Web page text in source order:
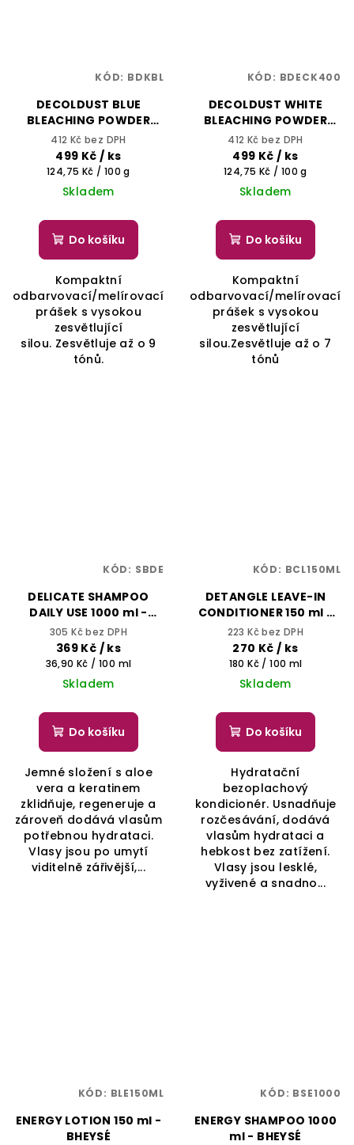
DECOLDUST BLUE
BLEACHING POWDER
400g - Kompaktní
odbarvovací/melírovací
prášek s vysokou
zesvětlující silou -
BHEYSÉ
412 Kč bez DPH
499 Kč/ ks
Měrná
cena:
124,75 Kč / 100 g
Skladem
Do košíku
Kompaktní
odbarvovací/melírovací
prášek s vysokou
zesvětlující
silou. Zesvětluje až o 9
tónů.
KÓD: BDKBL
DECOLDUST WHITE
BLEACHING POWDER
400g - Kompaktní
odbarvovací/melírovací
prášek s vysokou
zesvětlující silou -
BHEYSÉ
412 Kč bez DPH
499 Kč/ ks
Měrná
cena:
124,75 Kč / 100 g
Skladem
Do košíku
Kompaktní
odbarvovací/melírovací
prášek s vysokou
zesvětlující
silou.Zesvětluje až o 7
tónů
KÓD: BDECK400
DELICATE SHAMPOO
DAILY USE 1000 ml -
BHEYSÉ
305 Kč bez DPH
369 Kč / ks
Měrná
cena:
36,90 Kč / 100 ml
Skladem
Do košíku
Jemné složení s aloe
vera a keratinem
zklidňuje, regeneruje a
zároveň dodává vlasům
potřebnou hydrataci.
Vlasy jsou po umytí
viditelně zářivější,...
KÓD: SBDE
DETANGLE LEAVE-IN
CONDITIONER 150 ml -
BHEYSÉ
223 Kč bez DPH
270 Kč/ ks
Měrná
cena:
180 Kč / 100 ml
Skladem
Do košíku
Hydratační
bezoplachový
kondicionér. Usnadňuje
rozčesávání, dodává
vlasům hydrataci a
hebkost bez zatížení.
Vlasy jsou lesklé,
vyživené a snadno...
KÓD: BCL150ML
ENERGY LOTION 150 ml -
BHEYSÉ
KÓD: BLE150ML
ENERGY SHAMPOO 1000
ml - BHEYSÉ
KÓD: BSE1000